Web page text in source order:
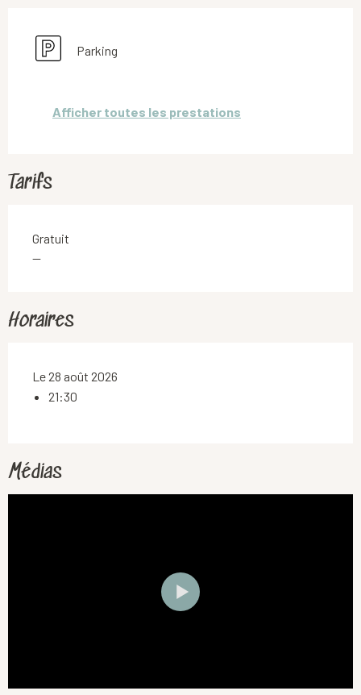
Parking
Afficher toutes les prestations
Tarifs
Gratuit
—
Horaires
Le 28 août 2026
21:30
Médias